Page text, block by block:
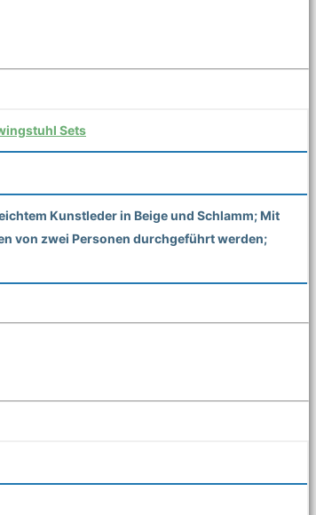
Sets
Kunstleder in Beige und Schlamm; Mit
von zwei Personen durchgeführt werden;